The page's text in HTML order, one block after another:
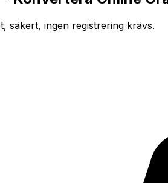
säkert, ingen registrering krävs.